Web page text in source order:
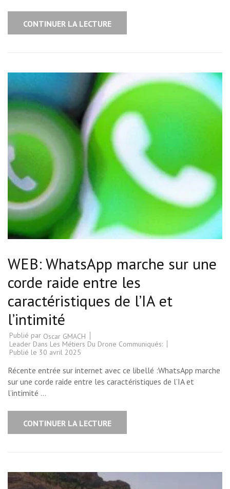
CONTINUER LA LECTURE
WEB: WhatsApp marche sur une
corde raide entre les
caractéristiques de l’IA et
l’intimité
Publié par Oscar GMACH
Leader Dans Les Métiers Du Drone Communiqués:
Publié le 30 avril 2025
Récente entrée sur internet avec ce libellé :WhatsApp marche
sur une corde raide entre les caractéristiques de l’IA et
l’intimité …
CONTINUER LA LECTURE